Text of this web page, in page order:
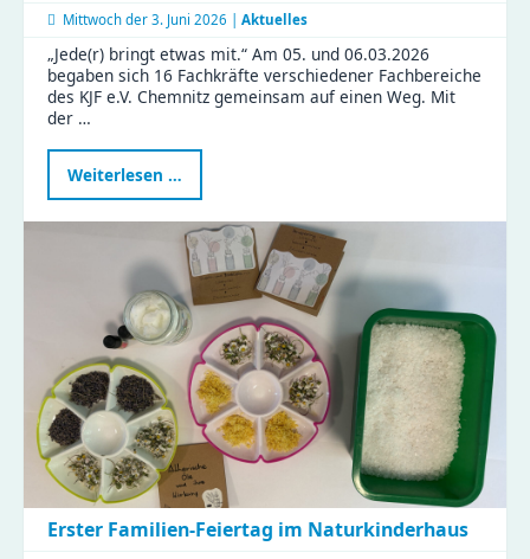
Mittwoch der 3. Juni 2026 | Aktuelles
„Jede(r) bringt etwas mit.“ Am 05. und 06.03.2026
begaben sich 16 Fachkräfte verschiedener Fachbereiche
des KJF e.V. Chemnitz gemeinsam auf einen Weg. Mit
der …
Weiterlesen …
Fortbildung
stärkt
Familienrat
in
Chemnitz
–
KJF-
Fachkräfte
starten
weiter
durch
Erster Familien-Feiertag im Naturkinderhaus